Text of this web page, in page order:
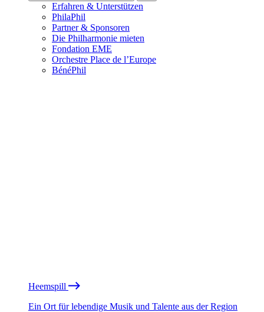
Erfahren & Unterstützen
PhilaPhil
Partner & Sponsoren
Die Philharmonie mieten
Fondation EME
Orchestre Place de l’Europe
BénéPhil
Heemspill
Ein Ort für lebendige Musik und Talente aus der Region